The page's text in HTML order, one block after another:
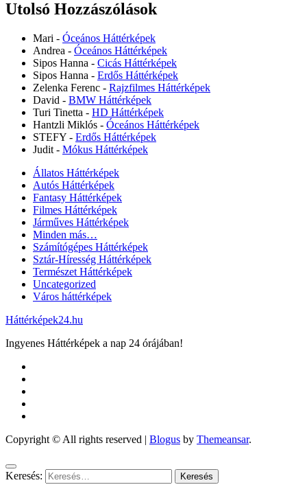
Utolsó Hozzászólások
Mari - Óceános Háttérképek
Andrea - Óceános Háttérképek
Sipos Hanna - Cicás Háttérképek
Sipos Hanna - Erdős Háttérképek
Zelenka Ferenc - Rajzfilmes Háttérképek
David - BMW Háttérképek
Turi Tinetta - HD Háttérképek
Hantzli Miklós - Óceános Háttérképek
STEFY - Erdős Háttérképek
Judit - Mókus Háttérképek
Állatos Háttérképek
Autós Háttérképek
Fantasy Háttérképek
Filmes Háttérképek
Járműves Háttérképek
Minden más…
Számítógépes Háttérképek
Sztár-Híresség Háttérképek
Természet Háttérképek
Uncategorized
Város háttérképek
Háttérképek24.hu
Ingyenes Háttérképek a nap 24 órájában!
Copyright © All rights reserved | Blogus by Themeansar.
Keresés: